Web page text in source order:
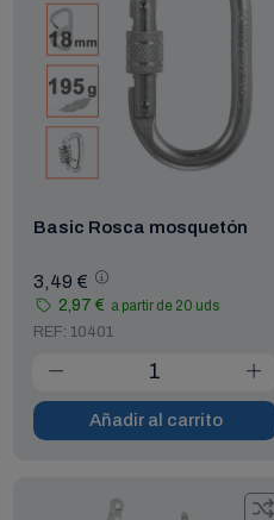
Basic Rosca mosquetón
3,49 €
2,97 € a partir de 20 uds
REF: 10401
Añadir al carrito